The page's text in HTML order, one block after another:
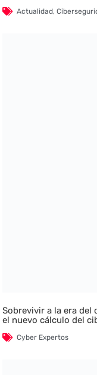
Actualidad,
Sobrevivir a la era
el nuevo cálculo del
Cyber Expertos